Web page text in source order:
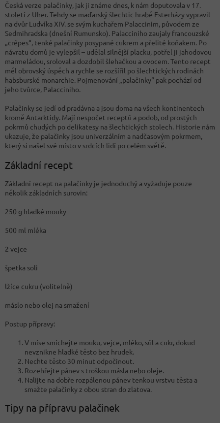
Česká verze palačinky, jak ji známe dnes, k nám doputovala v 17.
století z Uher. Tehdy se maďarský šlechtic hrabě Esterházy vypravil
na dvůr Ludvíka XIV. se svým kuchařem Palaccinim, původem ze
Sedmihradska (dnešní Rumunsko). Palacciniho zaujaly francouzské
„crêpes“, tenké palačinky posypané cukrem a přelité koňakem. Po
návratu domů je vylepšil – udělal silnější placku, potřel ji jahodovou
marmeládou, sroloval a dozdobil šlehačkou a ovocem. Tento recept
měl obrovský úspěch a rychle se rozšířil po šlechtických rodinách
habsburské monarchie. Pojmenování „palačinky“ pak pochází od
jeho tvůrce, Palacciniho.
Palačinky se jedí od pradávna a jsou doma na všech kontinentech
kromě Antarktidy. Mají nespočet receptů a podob, od prostých
pokrmů chudých po delikatesy na šlechtických stolech. Historie nám
ukazuje, že palačinky jsou univerzálním a nadčasovým pokrmem,
který si našel své místo v srdcích lidí po celém světě.
Základní recept
Základní recept na palačinky je jednoduchý a vyžaduje pouze
několik základních surovin:
250 g hladké mouky
500 ml mléka
2 vejce
špetka soli
lžíce cukru (volitelně)
máslo nebo olej na smažení
Postup přípravy:
V míse smíchejte mouku, vejce, mléko, sůl a cukr, dokud
nevznikne hladké těsto bez hrudek.
Nechte těsto 30 minut odpočinout.
Rozehřejte pánev s troškou másla nebo oleje.
Nalijte na dobře rozpálenou pánev tenkou vrstvu těsta a
smažte palačinky z obou stran do zlatova.
Tipy na přípravu palačinek